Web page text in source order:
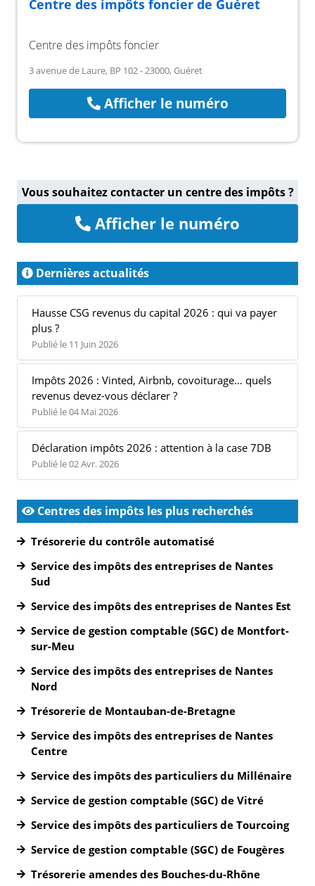
Centre des impôts foncier de Guéret
Centre des impôts foncier
3 avenue de Laure, BP 102 - 23000, Guéret
Afficher le numéro
Vous souhaitez contacter un centre des impôts ?
Afficher le numéro
Dernières actualités
Hausse CSG revenus du capital 2026 : qui va payer
plus ?
Publié le 11 Juin 2026
Impôts 2026 : Vinted, Airbnb, covoiturage… quels
revenus devez-vous déclarer ?
Publié le 04 Mai 2026
Déclaration impôts 2026 : attention à la case 7DB
Publié le 02 Avr. 2026
Centres des impôts les plus recherchés
Trésorerie du contrôle automatisé
Service des impôts des entreprises de Nantes
Sud
Service des impôts des entreprises de Nantes Est
Service de gestion comptable (SGC) de Montfort-
sur-Meu
Service des impôts des entreprises de Nantes
Nord
Trésorerie de Montauban-de-Bretagne
Service des impôts des entreprises de Nantes
Centre
Service des impôts des particuliers du Millénaire
Service de gestion comptable (SGC) de Vitré
Service des impôts des particuliers de Tourcoing
Service de gestion comptable (SGC) de Fougères
Trésorerie amendes des Bouches-du-Rhône